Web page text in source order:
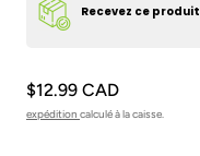
Recevez ce
$12.99 CAD
expédition calculé à la caisse.